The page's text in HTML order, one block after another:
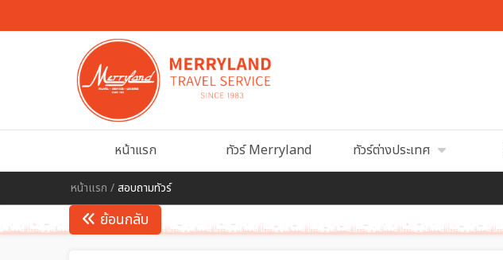
หน้าแรก ทัวร์ Merryland ทัวร์ต่างประเทศ
หน้าแรก /สอบถามทัวร์
ย้อนกลับ